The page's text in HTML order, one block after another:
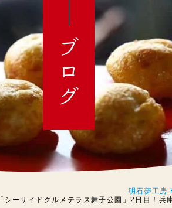
ブログ
明石夢工房
「シーサイドグルメテラス舞子公園」2日目！兵